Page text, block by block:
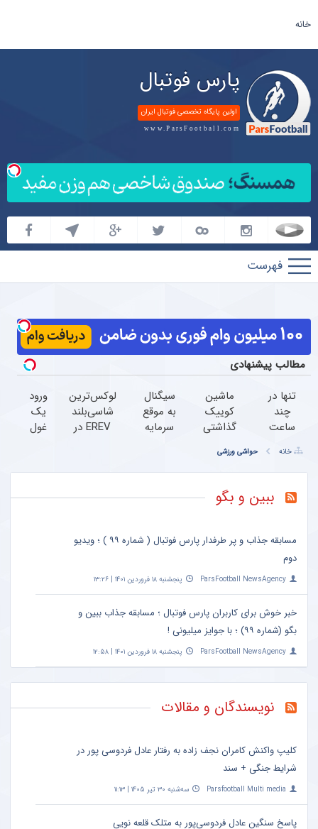
خانه
پارس فوتبال
اولین پایگاه تخصصی فوتبال ایران
www.ParsFootball.com
پارس
فوتبال
مطالب پیشنهادی
تنها در
چند
ساعت
یکبار
مراجعه
ماشین
کوییک
گذاشتی
فروش
؟ اینجا
سریع و
راحت
سیگنال
به موقع
سرمایه
به مدت
لوکس‌ترین
شاسی‌بلند
EREV در
موتور
ورود
یک
غول
به
خانه حواشی ورزشی
ببین و بگو
مسابقه جذاب و پر طرفدار پارس فوتبال ( شماره ۹۹ ) ؛ ویدیو
دوم
ParsFootball NewsAgency پنجشنبه ۱۸ فروردین ۱۴۰۱ | ۱۳:۲۶
خبر خوش برای کاربران پارس فوتبال ؛ مسابقه جذاب ببین و
بگو (شماره ۹۹) ؛ با جوایز میلیونی !
ParsFootball NewsAgency پنجشنبه ۱۸ فروردین ۱۴۰۱ | ۱۲:۵۸
نویسندگان و مقالات
کلیپ واکنش کامران نجف زاده به رفتار عادل فردوسی پور در
شرایط جنگی + سند
Parsfootball Multi media سه‌شنبه ۳۰ تیر ۱۴۰۵ | ۱۱:۱۳
پاسخ سنگین عادل فردوسی‌پور به متلک قلعه نویی